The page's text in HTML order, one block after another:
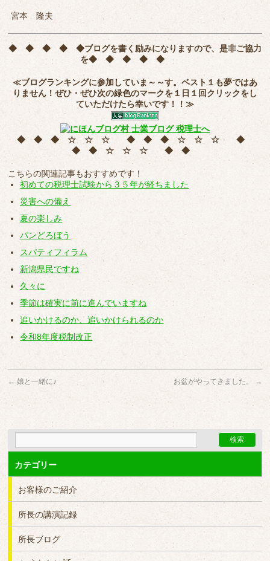
宮本 隆夫
◆ ◆ ◆ ◆ ◆ブログを書く励みになりますので、是非ご協力
を◆ ◆ ◆ ◆ ◆
≪ブログランキングに参加していま～～す。ベスト１も夢ではあ
りません！ぜひ・ぜひ次の緑色のマークを１日１回クリックをし
ていただけたら幸いです！！≫
◆ ◆ ◆ ☆ ☆ ☆ ◆ ◆ ◆ ☆ ☆ ☆ ◆
◆ ◆ ☆ ☆ ☆ ◆ ◆
こちらの関連記事もおすすめです！
初めての税理士試験から３５年が経ちました
災害への備え
夏の楽しみ
パンどろぼう
スパティフィラム
新潟県民ですね
久々に
季節は確実に前に進んでいますね
追いかけるのか、追いかけられるのか
令和8年度税制改正
← 娘と一緒に♪ お盆がやってきました。 →
カテゴリー
お客様のご紹介
所長の講演記録
所長ブログ